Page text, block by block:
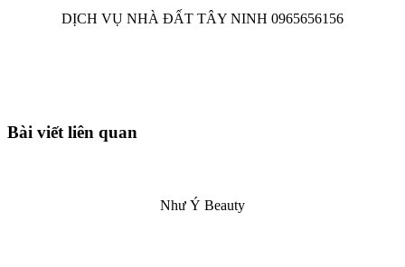
DỊCH VỤ NHÀ ĐẤT TÂY NINH 0965656156
Bài viết liên quan
Như Ý Beauty